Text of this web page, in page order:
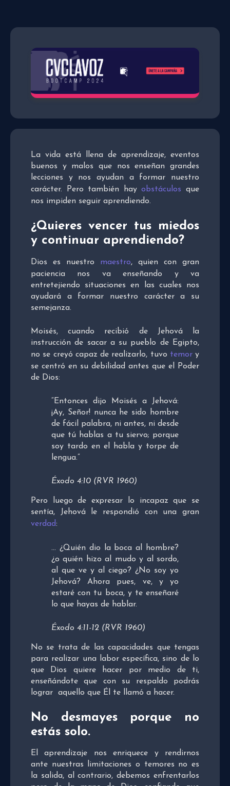
La vida está llena de aprendizaje, eventos
buenos y malos que nos enseñan grandes
lecciones y nos ayudan a formar nuestro
carácter. Pero también hayobstáculos que
nos impiden seguir aprendiendo.
¿Quieres vencer tus miedos
y continuar aprendiendo?
Dios es nuestro maestro, quien con gran
paciencia nos va enseñando y va
entretejiendo situaciones en las cuales nos
ayudará a formar nuestro carácter a su
semejanza.
Moisés, cuando recibió de Jehová la
instrucción de sacar a su pueblo de Egipto,
no se creyó capaz de realizarlo, tuvo temory
se centró en su debilidad antes que el Poder
de Dios:
“Entonces dijo Moisés a Jehová:
¡Ay, Señor! nunca he sido hombre
de fácil palabra, ni antes, ni desde
que tú hablas a tu siervo; porque
soy tardo en el habla y torpe de
lengua.”
Éxodo 4:10 (RVR 1960)
Pero luego de expresar lo incapaz que se
sentía, Jehová le respondió con una gran
verdad:
… ¿Quién dio la boca al hombre?
¿o quién hizo al mudo y al sordo,
al que ve y al ciego? ¿No soy yo
Jehová? Ahora pues, ve, y yo
estaré con tu boca, y te enseñaré
lo que hayas de hablar.
Éxodo 4:11-12 (RVR 1960)
No se trata de las capacidades que tengas
para realizar una labor específica, sino de lo
que Dios quiere hacer por medio de ti,
enseñándote que con su respaldo podrás
lograr aquello que Él te llamó a hacer.
No desmayes porque no
estás solo.
El aprendizaje nos enriquece y rendirnos
ante nuestras limitaciones o temores no es
la salida, al contrario, debemos enfrentarlos